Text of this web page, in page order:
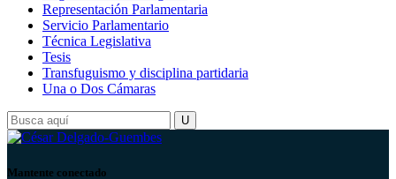
Representación Parlamentaria
Servicio Parlamentario
Técnica Legislativa
Tesis
Transfuguismo y disciplina partidaria
Una o Dos Cámaras
Mantente conectado